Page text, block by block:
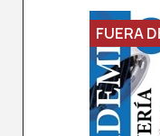
FUERA